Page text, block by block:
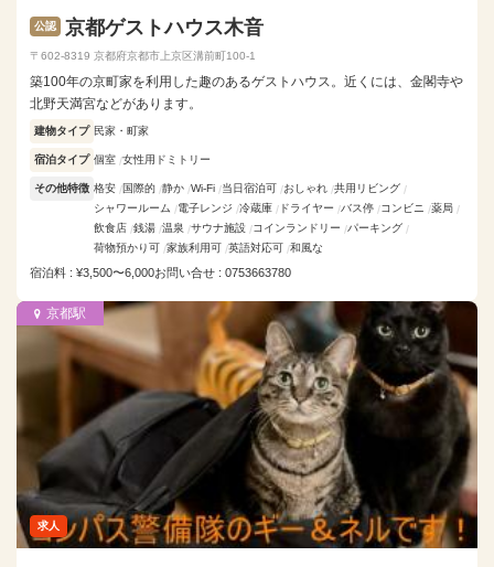
公認 京都ゲストハウス木音
〒602-8319 京都府京都市上京区溝前町100-1
築100年の京町家を利用した趣のあるゲストハウス。近くには、金閣寺や
北野天満宮などがあります。
建物タイプ 民家・町家
宿泊タイプ 個室 女性用ドミトリー
その他特徴 格安 国際的 静か Wi-Fi 当日宿泊可 おしゃれ
共用リビング
シャワールーム
電子レンジ 冷蔵庫 ドライヤー バス停 コンビニ
薬局
飲食店 銭湯 温泉 サウナ施設 コインランドリー
パーキング
荷物預かり可 家族利用可 英語対応可 和風な
宿泊料 : ¥3,500〜6,000お問い合せ : 0753663780
京都駅
求人